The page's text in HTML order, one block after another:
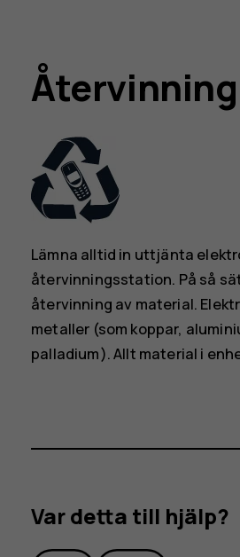
Återvinning
Lämna alltid in uttjänta
återvinningsstation. På så
återvinning av material.
metaller (som koppar,
palladium). Allt material i
Var detta till hjälp?